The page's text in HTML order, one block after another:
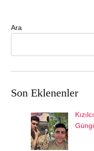
Ara
Son Eklenenler